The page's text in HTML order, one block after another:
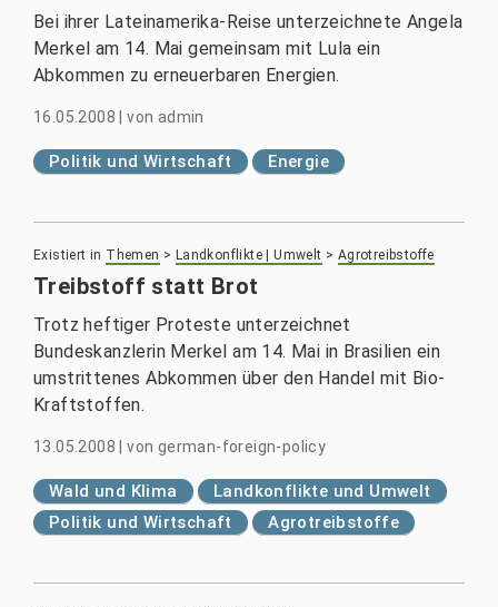
Bei ihrer Lateinamerika-Reise unterzeichnete Angela
Merkel am 14. Mai gemeinsam mit Lula ein
Abkommen zu erneuerbaren Energien.
16.05.2008 |von admin
Politik und Wirtschaft Energie
Existiert in Themen > Landkonflikte | Umwelt > Agrotreibstoffe
Treibstoff statt Brot
Trotz heftiger Proteste unterzeichnet
Bundeskanzlerin Merkel am 14. Mai in Brasilien ein
umstrittenes Abkommen über den Handel mit Bio-
Kraftstoffen.
13.05.2008 |von german-foreign-policy
Wald und Klima
Landkonflikte und Umwelt
Politik und Wirtschaft
Agrotreibstoffe